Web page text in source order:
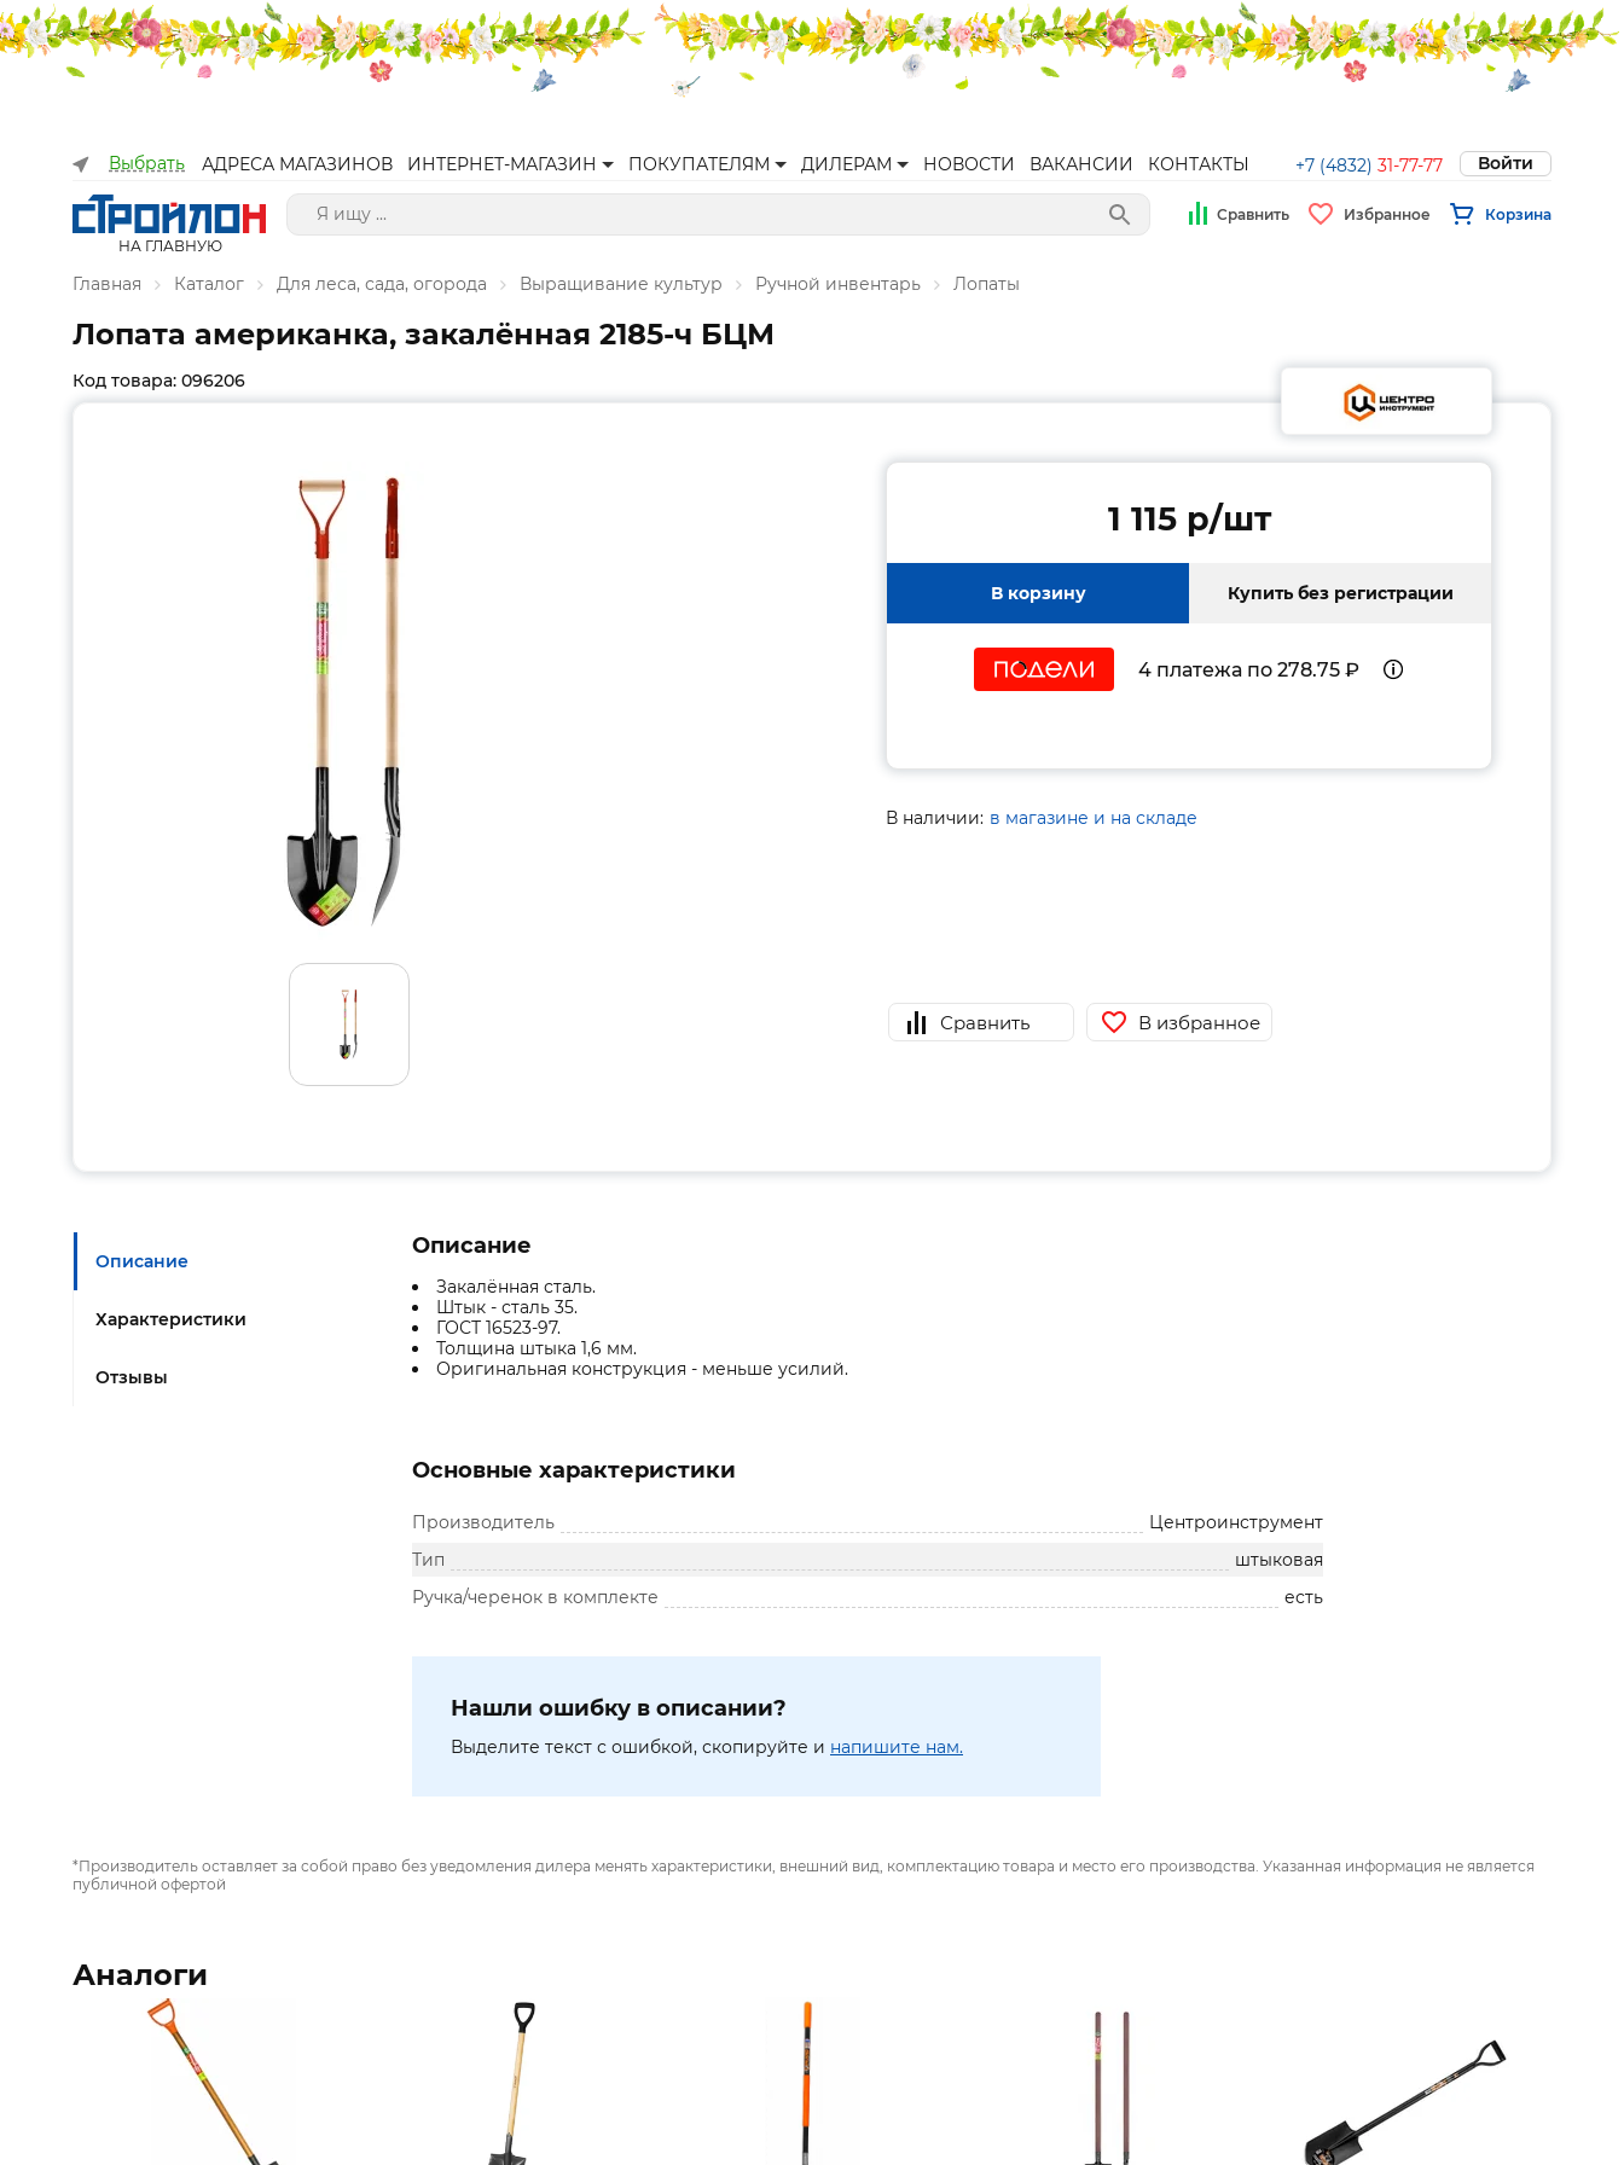
Выбрать АДРЕСА МАГАЗИНОВ ИНТЕРНЕТ-МАГАЗИН ПОКУПАТЕЛЯМ ДИЛЕРАМ НОВОСТИ ВАКАНСИИ КОНТАКТЫ +7 (4832) 31-77-77 Войти
НА ГЛАВНУЮ
Сравнить Избранное Корзина
Главная Каталог Для леса, сада, огорода Выращивание культур Ручной инвентарь Лопаты
Лопата американка, закалённая 2185-ч БЦМ
Код товара: 096206
1 115 p/шт
В корзину Купить без регистрации
4 платежа по 278.75 ₽
В наличии: в магазине и на складе
Сравнить В избранное
Описание
Характеристики
Отзывы
Описание
Закалённая сталь.
Штык - сталь 35.
ГОСТ 16523-97.
Толщина штыка 1,6 мм.
Оригинальная конструкция - меньше усилий.
Основные характеристики
Производитель
Центроинструмент
Тип
штыковая
Ручка/черенок в комплекте
есть
Нашли ошибку в описании?
Выделите текст с ошибкой, скопируйте и напишите нам.
*Производитель оставляет за собой право без уведомления дилера менять характеристики, внешний вид, комплектацию товара и место его производства. Указанная информация не является
публичной офертой
Аналоги